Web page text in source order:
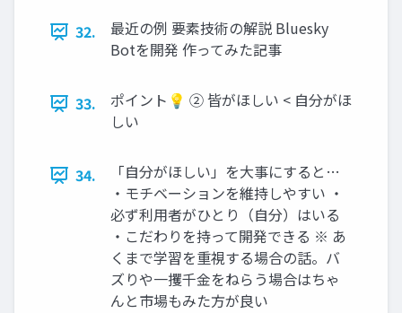
32.
最近の例 要素技術の解説 Bluesky
Botを開発 作ってみた記事
33.
ポイント💡 ② 皆がほしい < 自分がほ
しい
34.
「自分がほしい」を大事にすると…
・モチベーションを維持しやすい ・
必ず利用者がひとり（自分）はいる
・こだわりを持って開発できる ※ あ
くまで学習を重視する場合の話。バ
ズりや一攫千金をねらう場合はちゃ
んと市場もみた方が良い